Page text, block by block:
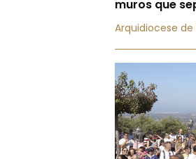
muros que
Arquidiocese de